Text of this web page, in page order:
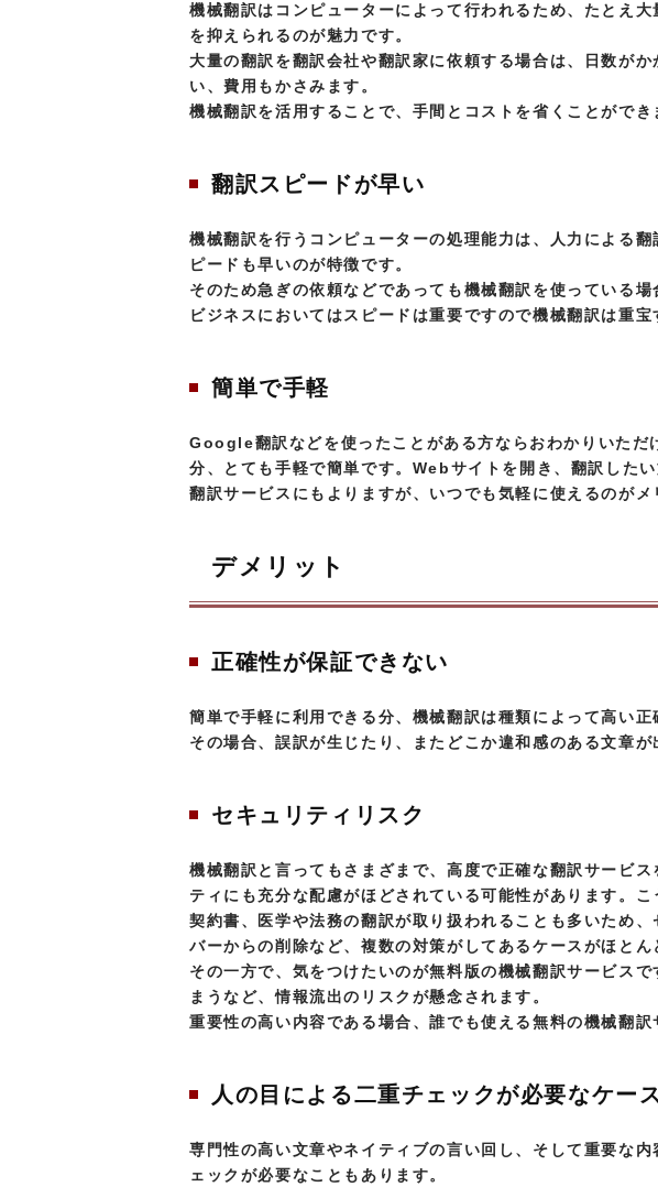
機械翻訳はコンピューターによって行われるため、たとえ
を抑えられるのが魅力です。
大量の翻訳を翻訳会社や翻訳家に依頼する場合は、日数が
い、費用もかさみます。
機械翻訳を活用することで、手間とコストを省くことができ
翻訳スピードが早い
機械翻訳を行うコンピューターの処理能力は、人力による
ピードも早いのが特徴です。
そのため急ぎの依頼などであっても機械翻訳を使っている
ビジネスにおいてはスピードは重要ですので機械翻訳は重宝
簡単で手軽
Google翻訳などを使ったことがある方ならおわかりいただ
分、とても手軽で簡単です。Webサイトを開き、翻訳した
翻訳サービスにもよりますが、いつでも気軽に使えるのがメ
デメリット
正確性が保証できない
簡単で手軽に利用できる分、機械翻訳は種類によって高い
その場合、誤訳が生じたり、またどこか違和感のある文章が
セキュリティリスク
機械翻訳と言ってもさまざまで、高度で正確な翻訳サービ
ティにも充分な配慮がほどされている可能性があります。
契約書、医学や法務の翻訳が取り扱われることも多いため
バーからの削除など、複数の対策がしてあるケースがほとん
その一方で、気をつけたいのが無料版の機械翻訳サービス
まうなど、情報流出のリスクが懸念されます。
重要性の高い内容である場合、誰でも使える無料の機械翻訳
人の目による二重チェックが必要なケー
専門性の高い文章やネイティブの言い回し、そして重要な
ェックが必要なこともあります。